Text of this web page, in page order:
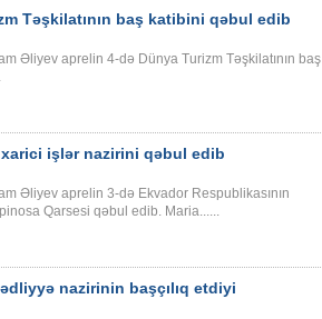
Təşkilatının baş katibini qəbul edib
Əliyev aprelin 4-də Dünya Turizm Təşkilatının baş
işlər nazirini qəbul edib
Əliyev aprelin 3-də Ekvador Respublikasının
Qarsesi qəbul edib. Maria......
nazirinin başçılıq etdiyi